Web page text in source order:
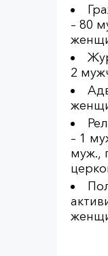
– 80
2
– 1
муж.,